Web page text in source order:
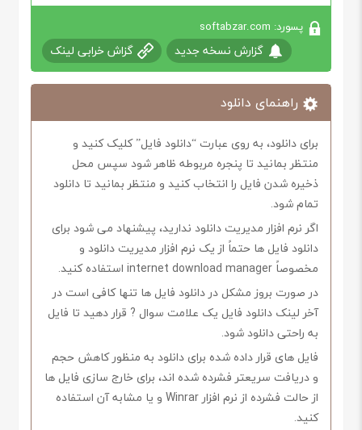
پسورد: softabzar.com
گزارش نسخه جدید گزاش خرابی لینک
راهنمای دانلود
برای دانلود، به روی عبارت “دانلود فایل” کلیک کنید و
منتظر بمانید تا پنجره مربوطه ظاهر شود سپس محل
ذخیره شدن فایل را انتخاب کنید و منتظر بمانید تا دانلود
تمام شود.
اگر نرم افزار مدیریت دانلود ندارید، پیشنهاد می شود برای
دانلود فایل ها حتماً از یک نرم افزار مدیریت دانلود و
مخصوصاً internet download manager استفاده کنید.
در صورت بروز مشکل در دانلود فایل ها تنها کافی است در
آخر لینک دانلود فایل یک علامت سوال ? قرار دهید تا فایل
به راحتی دانلود شود.
فایل های قرار داده شده برای دانلود به منظور کاهش حجم
و دریافت سریعتر فشرده شده اند، برای خارج سازی فایل ها
از حالت فشرده از نرم افزار Winrar و یا مشابه آن استفاده
کنید.